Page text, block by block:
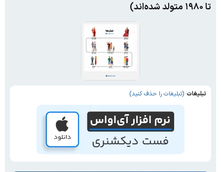
تا ۱۹۸۰ متولد شده‌اند)
تبلیغات (تبلیغات را حذف کنید)